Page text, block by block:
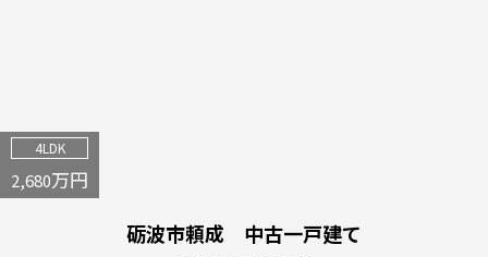
4LDK
2,680万円
砺波市頼成 中古一戸建て